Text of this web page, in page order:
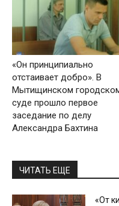
«Он принципиально
отстаивает добро». В
Мытищинском
суде прошло первое
заседание по делу
Александра Бахтина
ЧИТАТЬ ЕЩЕ
«От